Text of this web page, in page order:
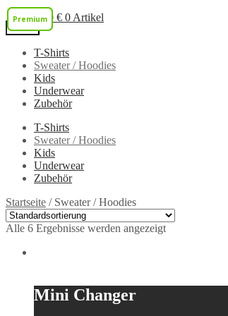
0,00 € 0 Artikel
Navigation
springen
Zum
Inhalt
springen
Menü
T-Shirts
Sweater / Hoodies
Kids
Underwear
Zubehör
T-Shirts
Sweater / Hoodies
Kids
Underwear
Zubehör
Startseite / Sweater / Hoodies
Alle 6 Ergebnisse werden angezeigt
Mini Changer
Premium
Premium